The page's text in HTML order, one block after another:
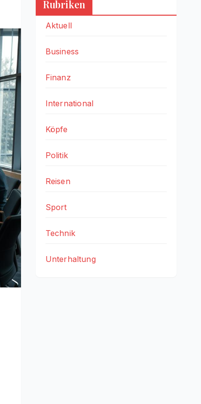
Rubriken
Aktuell
Business
Finanz
International
Köpfe
Politik
Reisen
Sport
Technik
Unterhaltung